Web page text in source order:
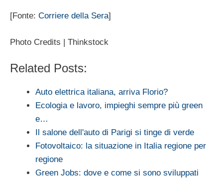
[Fonte: Corriere della Sera]
Photo Credits | Thinkstock
Related Posts:
Auto elettrica italiana, arriva Florio?
Ecologia e lavoro, impieghi sempre più green
e…
Il salone dell'auto di Parigi si tinge di verde
Fotovoltaico: la situazione in Italia regione per
regione
Green Jobs: dove e come si sono sviluppati